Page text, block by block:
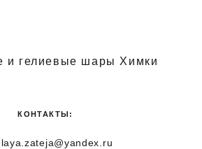
и гелиевые шары Химки
КОНТАКТЫ: